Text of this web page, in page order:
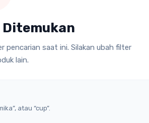
pencarian saat ini. Silakan ubah filter
lain.
atau “cup”.